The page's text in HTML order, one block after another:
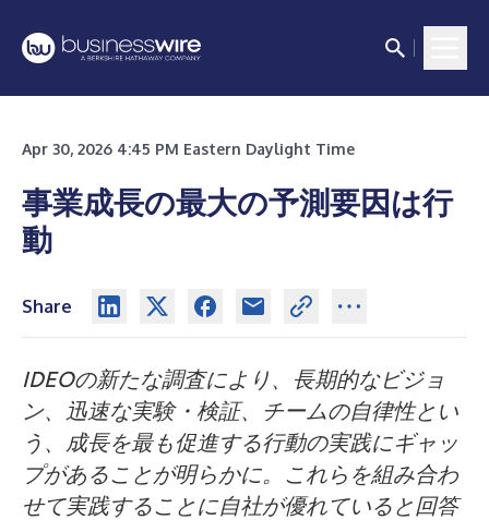
Apr 30, 2026 4:45 PM Eastern Daylight Time
事業成長の最大の予測要因は行
動
Share
IDEOの新たな調査により、長期的なビジョ
ン、迅速な実験・検証、チームの自律性とい
う、成長を最も促進する行動の実践にギャッ
プがあることが明らかに。これらを組み合わ
せて実践することに自社が優れていると回答